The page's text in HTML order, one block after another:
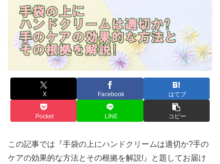
X Facebook はてブ
Pocket LINE コピー
この記事では『手袋の上にハンドクリームは適切か?手の
ケアの効果的な方法とその根拠を解説!』と題してお届け